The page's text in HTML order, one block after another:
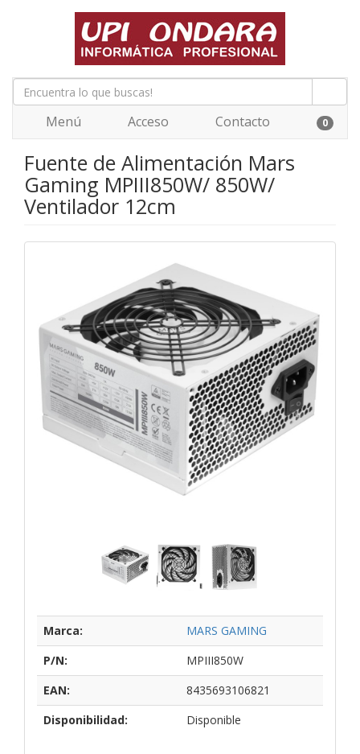
Menú Acceso Contacto 0
Fuente de Alimentación Mars
Gaming MPIII850W/ 850W/
Ventilador 12cm
Marca:
MARS GAMING
P/N:
MPIII850W
EAN:
8435693106821
Disponibilidad:
Disponible